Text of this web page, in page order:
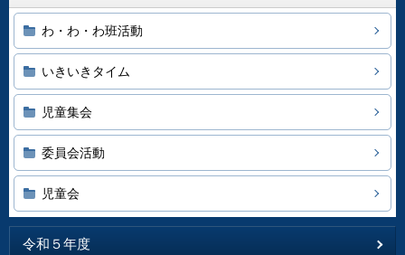
わ・わ・わ班活動
いきいきタイム
児童集会
委員会活動
児童会
令和５年度